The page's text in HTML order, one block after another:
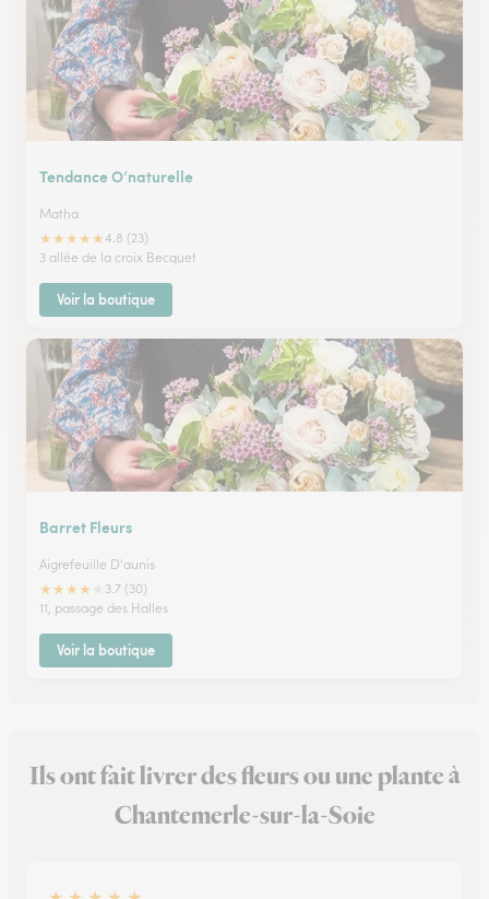
Tendance O’naturelle
Matha
★★★★★4.8 (23)
3 allée de la croix Becquet
Voir la boutique
Barret Fleurs
Aigrefeuille D'aunis
★★★★
3.7 (30)
11, passage des Halles
Voir la boutique
Ils ont fait livrer des fleurs ou une plante à
Chantemerle-sur-la-Soie